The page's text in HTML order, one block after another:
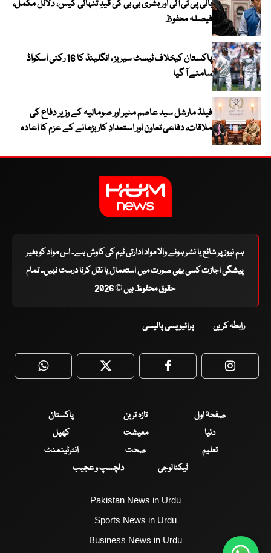
بانی پی ٹی آئی اور بشریٰ بی بی کی قیدِ تنہائی کیس، دلائل مکمل،
فیصلہ محفوظ
پاکستان کیخلاف ٹیسٹ سیریز ، انگلینڈ کا 16 رکنی اسکواڈ
سامنے آ گیا
فیلڈ مارشل سید عاصم منیر اور صومالیہ کے وزیر دفاع کی
ملاقات، دفاعی تعاون اور استعدادِ کار بڑھانے کے عزم کا اعادہ
ہم نیوز پر شائع یا نشر ہونے والا مواد ادارتی ٹیم کی کاوش ہے۔ اس مواد کو بغیر
پیشگی اجازت کسی بھی صورت میں استعمال یا نقل کرنا درست نہیں۔ تمام
حقوق محفوظ ہیں © 2026
رابطہ کریں پرائیویسی پالیسی
WhatsApp Twitter Facebook
صفحۂ اول تازہ ترین
پاکستان
دنیا
معیشت
کھیل
تعلیم
صحت
انٹرٹینمنٹ
ٹیکنالوجی
دلچسپ و عجیب
Pakistan News in Urdu
Sports News in Urdu
Business News in Urdu